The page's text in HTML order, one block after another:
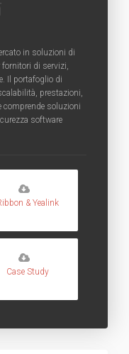
in soluzioni di
fornitori di servizi,
Il portafoglio di
prestazioni,
comprende soluzioni
software
& Yealink
Case Study